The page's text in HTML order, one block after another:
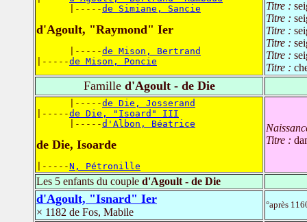
      |-----
de Simiane, Sancie
d'Agoult, "Raymond" Ier
      |-----
de Mison, Bertrand
|-----de Mison, Poncie
Titre :
Titre :
Titre :
Titre :
Titre :
Titre :
Familled'Agoult - de Die
      |-----
de Die, Josserand
|-----de Die, "Isoard" III
      |-----
d'Albon, Béatrice
de Die, Isoarde
|-----N, Pétronille
Titre :
Les 5 enfants du couple d'Agoult - de Die
d'Agoult, "Isnard" Ier
× 1182 de Fos, Mabile
°après